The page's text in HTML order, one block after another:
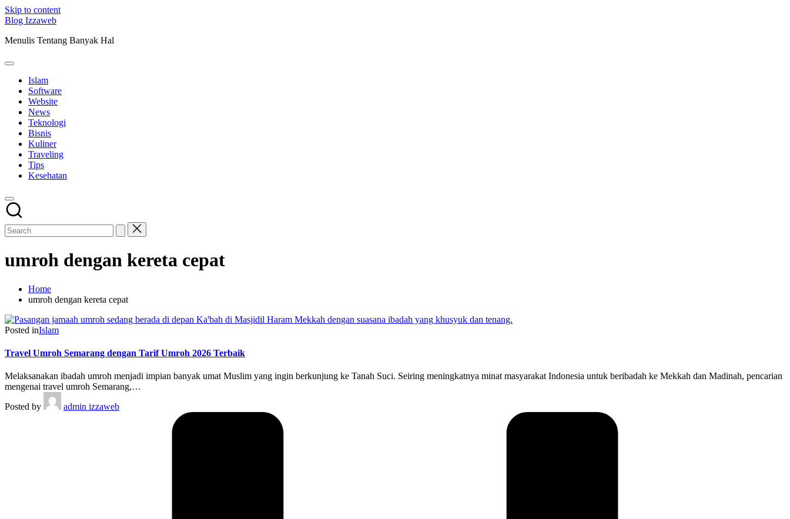
Skip to content
Blog Izzaweb
Menulis Tentang Banyak Hal
Islam
Software
Website
News
Teknologi
Bisnis
Kuliner
Traveling
Tips
Kesehatan
umroh dengan kereta cepat
Home
umroh dengan kereta cepat
Posted inIslam
Travel Umroh Semarang dengan Tarif Umroh 2026 Terbaik
Melaksanakan ibadah umroh menjadi impian banyak umat Muslim yang ingin berkunjung ke Tanah Suci. Seiring meningkatnya minat masyarakat Indonesia untuk beribadah ke Mekkah dan Madinah, pencarian
mengenai travel umroh Semarang,…
Posted by
admin izzaweb